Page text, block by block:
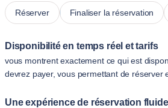
Réserver Finaliser la réservation
Disponibilité en temps réel et tarifs
vous montrent exactement ce qui est
devrez payer, vous permettant de réserver
Une expérience de réservation fluide